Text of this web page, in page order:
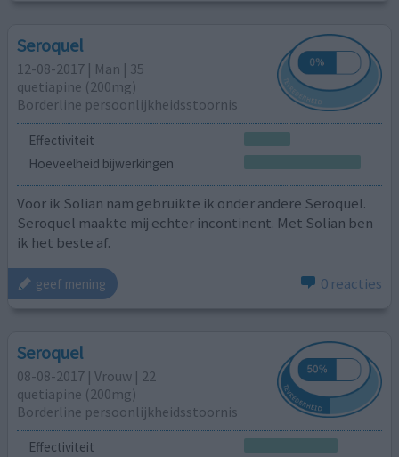
Seroquel
12-08-2017 | Man | 35
quetiapine (200mg)
Borderline persoonlijkheidsstoornis
Effectiviteit
Hoeveelheid bijwerkingen
Voor ik Solian nam gebruikte ik onder andere Seroquel.
Seroquel maakte mij echter incontinent. Met Solian ben
ik het beste af.
geef mening 0 reacties
Seroquel
08-08-2017 | Vrouw | 22
quetiapine (200mg)
Borderline persoonlijkheidsstoornis
Effectiviteit